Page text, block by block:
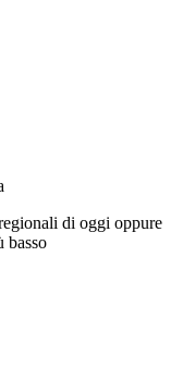
di oggi oppure
basso